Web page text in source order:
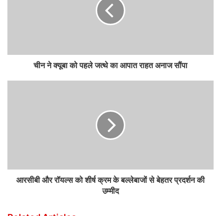
चीन ने क्यूबा को पहले जत्थे का आपात राहत अनाज सौंपा
आरसीबी और रॉयल्स को शीर्ष क्रम के बल्लेबाजों से बेहतर प्रदर्शन की
उम्मीद